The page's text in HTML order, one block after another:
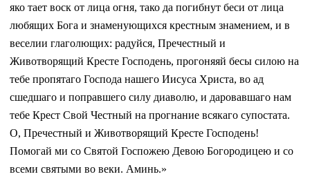
яко тает воск от лица огня, тако да погибнут беси от лица
любящих Бога и знаменующихся крестным знамением, и в
веселии глаголющих: радуйся, Пречестный и
Животворящий Кресте Господень, прогоняяй бесы силою на
тебе пропятаго Господа нашего Иисуса Христа, во ад
сшедшаго и поправшего силу диаволю, и даровавшаго нам
тебе Крест Свой Честный на прогнание всякаго супостата.
О, Пречестный и Животворящий Кресте Господень!
Помогай ми со Святой Госпожею Девою Богородицею и со
всеми святыми во веки. Аминь.»